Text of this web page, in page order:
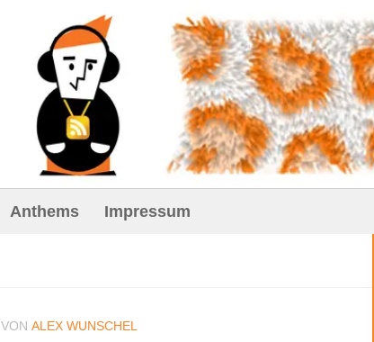
Anthems Impressum
VON ALEX WUNSCHEL